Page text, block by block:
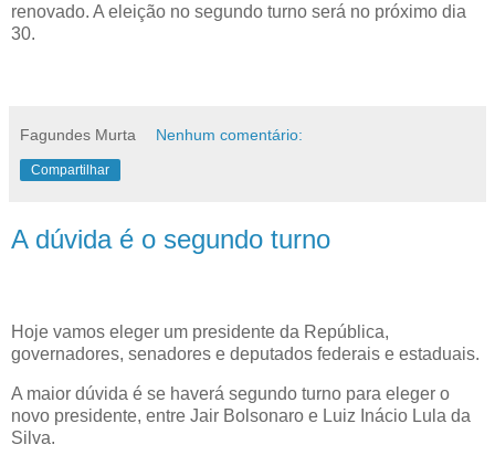
renovado. A eleição no segundo turno será no próximo dia
30.
Fagundes Murta Nenhum comentário:
Compartilhar
A dúvida é o segundo turno
Hoje vamos eleger um presidente da República,
governadores, senadores e deputados federais e estaduais.
A maior dúvida é se haverá segundo turno para eleger o
novo presidente, entre Jair Bolsonaro e Luiz Inácio Lula da
Silva.